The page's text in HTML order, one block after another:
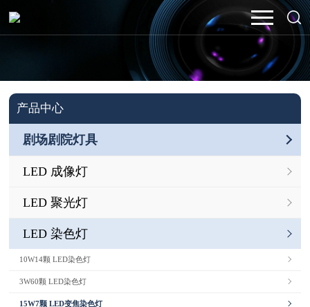
产品中心
剧场剧院灯具
LED 成像灯
LED 聚光灯
LED 染色灯
10W14颗 LED染色灯
3W60颗 LED染色灯
15W7颗 LED变焦染色灯